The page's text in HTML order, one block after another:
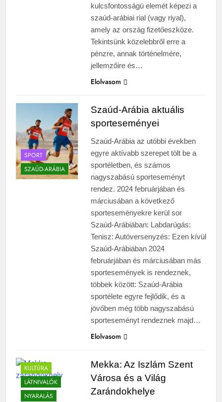
kulcsfontosságú elemét képezi a
szaúd-arábiai rial (vagy riyal),
amely az ország fizetőeszköze.
Tekintsünk közelebbről erre a
pénzre, annak történelmére,
jellemzőire és…
Elolvasom
SPORT
SZAÚD-ARÁBIA
Szaúd-Arábia aktuális
sporteseményei
Szaúd-Arábia az utóbbi években
egyre aktívabb szerepet tölt be a
sportéletben, és számos
nagyszabású sporteseményt
rendez. 2024 februárjában és
márciusában a következő
sporteseményekre kerül sor
Szaúd-Arábiában: Labdarúgás:
Tenisz: Autóversenyzés: Ezen kívül
Szaúd-Arábiában 2024
februárjában és márciusában más
sportesemények is rendeznek,
többek között: Szaúd-Arábia
sportélete egyre fejlődik, és a
jövőben még több nagyszabású
sporteseményt rendeznek majd…
Elolvasom
KULTÚRA
LÁTNIVALÓK
NYARALÁS
Mekka: Az Iszlám Szent
Városa és a Világ
Zarándokhelye